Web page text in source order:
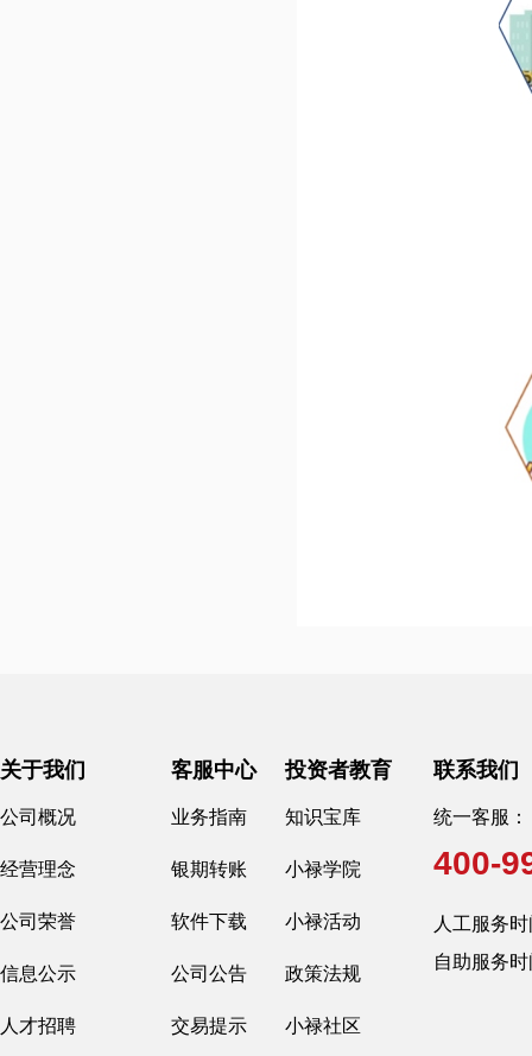
关于我们
公司概况
经营理念
公司荣誉
信息公示
人才招聘
客服中心
业务指南
银期转账
软件下载
公司公告
交易提示
投资者教育
知识宝库
小禄学院
小禄活动
政策法规
小禄社区
联系我们
统一客服：
400-
人工服务
自助服务